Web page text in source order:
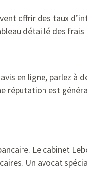
offrir des taux
détaillé des frais
en ligne, parlez à
réputation est
Le cabinet
Un avocat